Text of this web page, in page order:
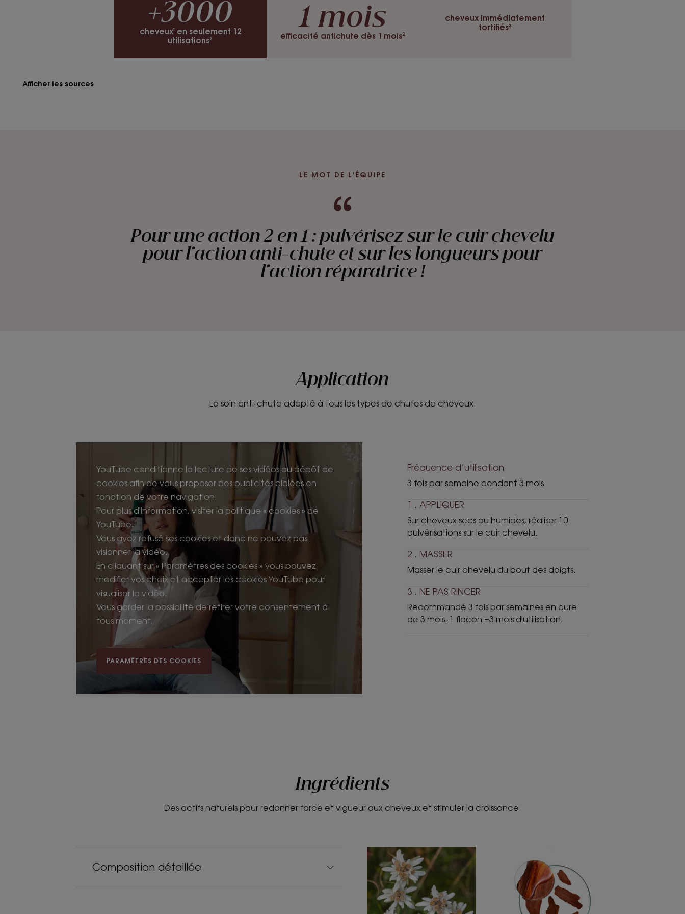
Sérum
Avantage de la texture
+3000
cheveux¹ en seulement 12
utilisations²
1 mois
efficacité antichute dès 1 mois²
cheveux immédiatement
fortifiés³
Afficher les sources
LE MOT DE L'ÉQUIPE
Pour une action 2 en 1 : pulvérisez sur le cuir chevelu
pour l'action anti-chute et sur les longueurs pour
l'action réparatrice !
Application
Le soin anti-chute adapté à tous les types de chutes de cheveux.
YouTube conditionne la lecture de ses vidéos au dépôt de
cookies afin de vous proposer des publicités ciblées en
fonction de votre navigation.
Pour plus d'information, visiter la politique « cookies » de
YouTube.
Vous avez refusé ses cookies et donc ne pouvez pas
visionner la vidéo.
En cliquant sur « Paramètres des cookies » vous pouvez
modifier vos choix et accepter les cookies YouTube pour
visualiser la vidéo.
Vous garder la possibilité de retirer votre consentement à
tous moment.
PARAMÈTRES DES COOKIES
Fréquence d’utilisation
3 fois par semaine pendant 3 mois
1 . APPLIQUER
Sur cheveux secs ou humides, réaliser 10
pulvérisations sur le cuir chevelu.
2 . MASSER
Masser le cuir chevelu du bout des doigts.
3 . NE PAS RINCER
Recommandé 3 fois par semaines en cure
de 3 mois. 1 flacon =3 mois d'utilisation.
Ingrédients
Des actifs naturels pour redonner force et vigueur aux cheveux et stimuler la croissance.
Composition détaillée